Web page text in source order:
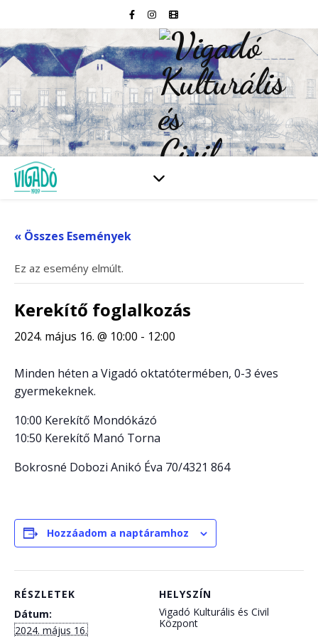
« Összes Események
Ez az esemény elmúlt.
Kerekítő foglalkozás
2024. május 16. @ 10:00 - 12:00
Minden héten a Vigadó oktatótermében, 0-3 éves
gyermekeknek.
10:00 Kerekítő Mondókázó
10:50 Kerekítő Manó Torna
Bokrosné Dobozi Anikó Éva 70/4321 864
Hozzáadom a naptáramhoz
RÉSZLETEK
Dátum:
2024. május 16.
HELYSZÍN
Vigadó Kulturális és Civil
Központ